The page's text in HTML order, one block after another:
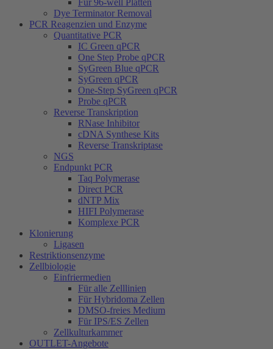
Dye Terminator Removal
PCR Reagenzien und Enzyme
Quantitative PCR
IC Green qPCR
One Step Probe qPCR
SyGreen Blue qPCR
SyGreen qPCR
One-Step SyGreen qPCR
Probe qPCR
Reverse Transkription
RNase Inhibitor
cDNA Synthese Kits
Reverse Transkriptase
NGS
Endpunkt PCR
Taq Polymerase
Direct PCR
dNTP Mix
HIFI Polymerase
Komplexe PCR
Klonierung
Ligasen
Restriktionsenzyme
Zellbiologie
Einfriermedien
Für alle Zelllinien
Für Hybridoma Zellen
DMSO-freies Medium
Für IPS/ES Zellen
Zellkulturkammer
OUTLET-Angebote